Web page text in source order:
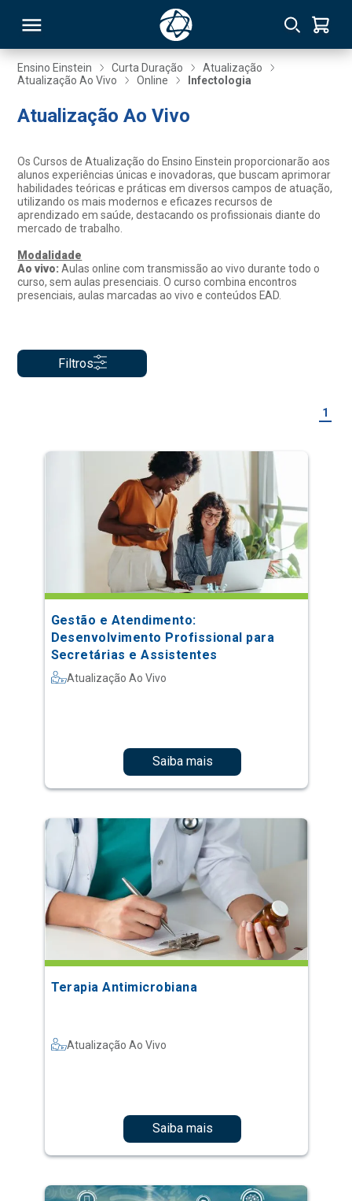
Ensino Einstein Curta Duração
Atualização
Atualização Ao Vivo
Online Infectologia
Atualização Ao Vivo
Os Cursos de Atualização do Ensino Einstein proporcionarão aos
alunos experiências únicas e inovadoras, que buscam aprimorar
habilidades teóricas e práticas em diversos campos de atuação,
utilizando os mais modernos e eficazes recursos de
aprendizado em saúde, destacando os profissionais diante do
mercado de trabalho.
Modalidade
Ao vivo:Aulas online com transmissão ao vivo durante todo o
curso, sem aulas presenciais. O curso combina encontros
presenciais, aulas marcadas ao vivo e conteúdos EAD.
Filtros
1
Gestão e Atendimento:
Desenvolvimento Profissional para
Secretárias e Assistentes
Atualização Ao Vivo
Saiba mais
Terapia Antimicrobiana
Atualização Ao Vivo
Saiba mais